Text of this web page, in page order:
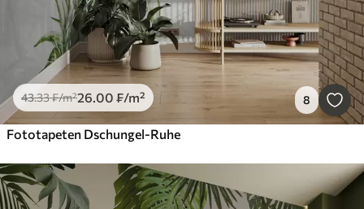
43.33₣/m²26.00 ₣/m² 8
Fototapeten Dschungel-Ruhe